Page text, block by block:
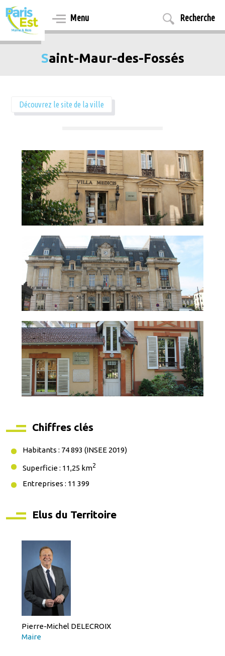
Aller
au
contenu
principal
Menu Recherche
Saint-Maur-des-Fossés
Découvrez le site de la ville
Chiffres clés
Habitants : 74 893 (INSEE 2019)
Superficie : 11,25 km2
Entreprises : 11 399
Elus du Territoire
Pierre-Michel DELECROIX
Maire